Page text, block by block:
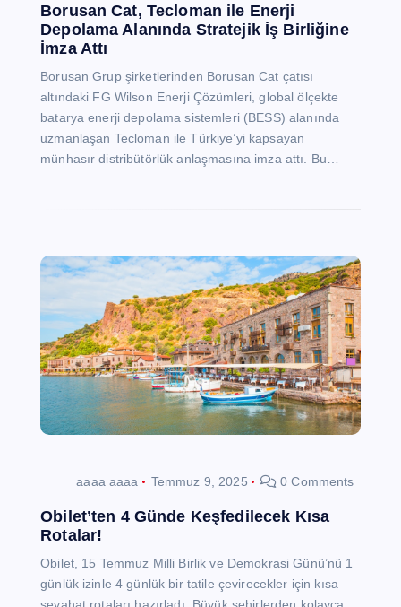
Borusan Cat, Tecloman ile Enerji
Depolama Alanında Stratejik İş Birliğine
İmza Attı
Borusan Grup şirketlerinden Borusan Cat çatısı
altındaki FG Wilson Enerji Çözümleri, global ölçekte
batarya enerji depolama sistemleri (BESS) alanında
uzmanlaşan Tecloman ile Türkiye’yi kapsayan
münhasır distribütörlük anlaşmasına imza attı. Bu…
aaaa aaaa Temmuz 9, 2025 0 Comments
Obilet’ten 4 Günde Keşfedilecek Kısa
Rotalar!
Obilet, 15 Temmuz Milli Birlik ve Demokrasi Günü’nü 1
günlük izinle 4 günlük bir tatile çevirecekler için kısa